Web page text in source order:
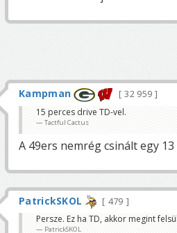
Kampman
32 959
15 perces drive TD-vel.
Tactful Cactus
A 49ers nemrég csinált egy
PatrickSKOL
479
Persze. Ez ha TD, akkor megint
PatrickSKOL